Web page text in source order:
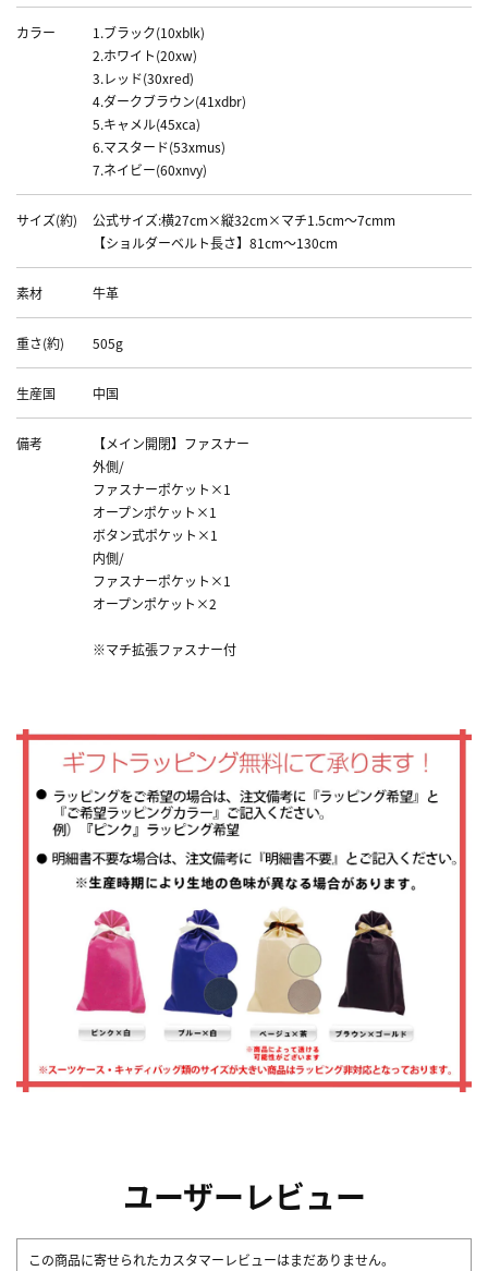
カラー
1.ブラック(10xblk)
2.ホワイト(20xw)
3.レッド(30xred)
4.ダークブラウン(41xdbr)
5.キャメル(45xca)
6.マスタード(53xmus)
7.ネイビー(60xnvy)
サイズ(約)
公式サイズ:横27cm×縦32cm×マチ1.5cm～7cmm
【ショルダーベルト長さ】81cm～130cm
素材 牛革
重さ(約) 505g
生産国 中国
備考
【メイン開閉】ファスナー
外側/
ファスナーポケット×1
オープンポケット×1
ボタン式ポケット×1
内側/
ファスナーポケット×1
オープンポケット×2
※マチ拡張ファスナー付
ユーザーレビュー
この商品に寄せられたカスタマーレビューはまだありません。